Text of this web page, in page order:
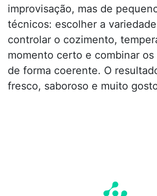
improvisação, mas de
técnicos: escolher a
controlar o cozimento,
momento certo e combinar
de forma coerente. O
fresco, saboroso e muito